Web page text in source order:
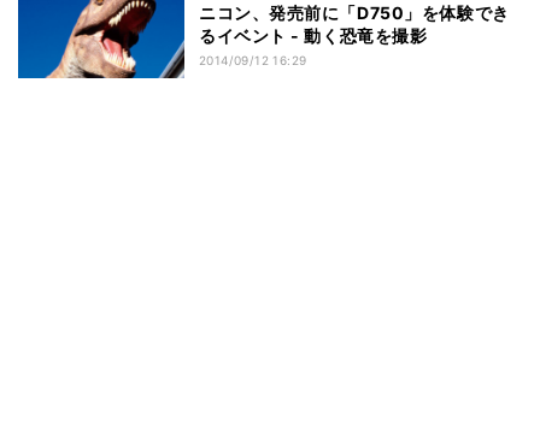
ニコン、発売前に「D750」を体験でき
るイベント - 動く恐竜を撮影
2014/09/12 16:29